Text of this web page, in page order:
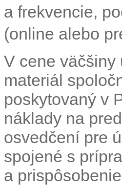
a frekvencie,
(online alebo
V cene väčšiny
materiál
poskytovaný v
náklady na
osvedčení pre
spojené s
a